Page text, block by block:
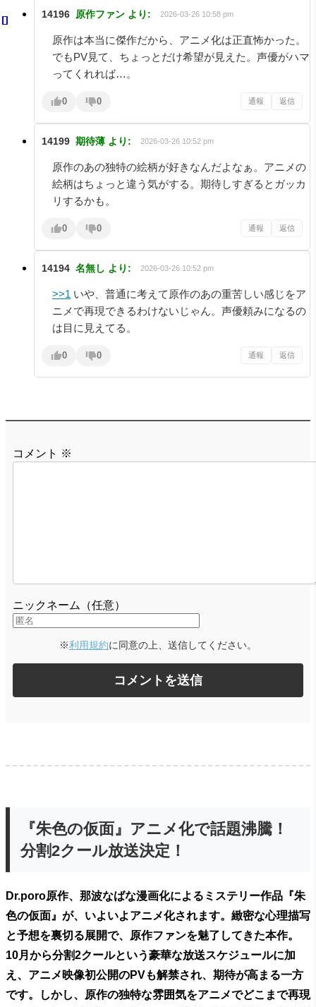
14196 原作ファン より: 2026-03-26 10:58 pm
原作は本当に傑作だから、アニメ化は正直怖かった。
でもPV見て、ちょっとだけ希望が見えた。声優がハマ
ってくれれば…。
0 0 通報 返信
14199 期待薄 より: 2026-03-26 10:52 pm
原作のあの独特の絵柄が好きなんだよなぁ。アニメの
絵柄はちょっと違う気がする。期待しすぎるとガッカ
リするかも。
0 0 通報 返信
14194 名無し より: 2026-03-26 10:52 pm
>>1 いや、普通に考えて原作のあの重苦しい感じをア
ニメで再現できるわけないじゃん。声優頼みになるの
は目に見えてる。
0 0 通報 返信
コメント ※
ニックネーム（任意）
※利用規約に同意の上、送信してください。
『朱色の仮面』アニメ化で話題沸騰！
分割2クール放送決定！
Dr.poro原作、那波なばな漫画化によるミステリー作品『朱
色の仮面』が、いよいよアニメ化されます。緻密な心理描写
と予想を裏切る展開で、原作ファンを魅了してきた本作。
10月から分割2クールという豪華な放送スケジュールに加
え、アニメ映像初公開のPVも解禁され、期待が高まる一方
です。しかし、原作の独特な雰囲気をアニメでどこまで再現